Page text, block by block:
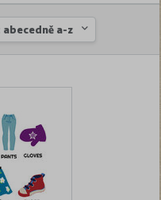
abecedně a-z